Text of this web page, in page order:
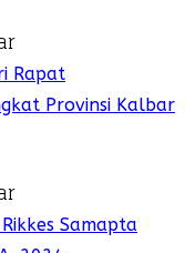
Rapat
Provinsi Kalbar
Samapta